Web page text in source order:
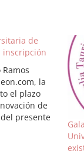
de
inscripción
la
el plazo
de
presente